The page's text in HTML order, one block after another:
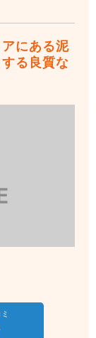
にある泥
る良質な